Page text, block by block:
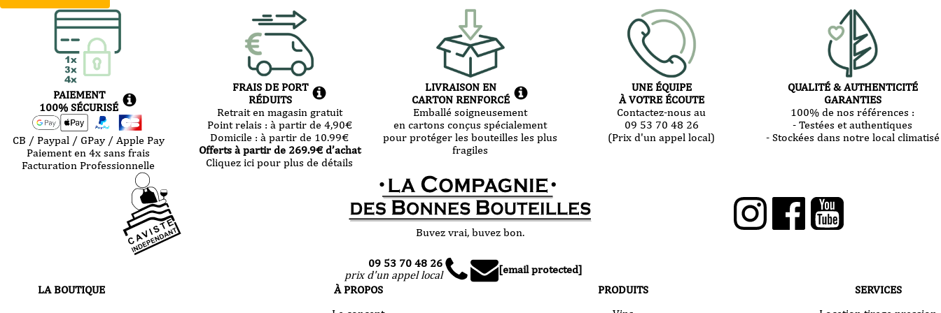
PAIEMENT
100% SÉCURISÉ
CB / Paypal / GPay / Apple Pay
Paiement en 4x sans frais
Facturation Professionnelle
FRAIS DE PORT
RÉDUITS
Retrait en magasin gratuit
Point relais : à partir de 4,90€
Domicile :à partir de 10.99€
Offerts à partir de 269.9€ d’achat
Cliquez ici pour plus de détails
LIVRAISON EN
CARTON RENFORCÉ
Emballé soigneusement
en cartons conçus spécialement
pour protéger les bouteilles les plus
fragiles
UNE ÉQUIPE
À VOTRE ÉCOUTE
Contactez-nous au
09 53 70 48 26
(Prix d'un appel local)
QUALITÉ & AUTHENTICITÉ
GARANTIES
100% de nos références :
- Testées et authentiques
- Stockées dans notre local climatisé
Buvez vrai, buvez bon.
09 53 70 48 26
prix d'un appel local
[email protected]
LA BOUTIQUE
À PROPOS
PRODUITS
SERVICES